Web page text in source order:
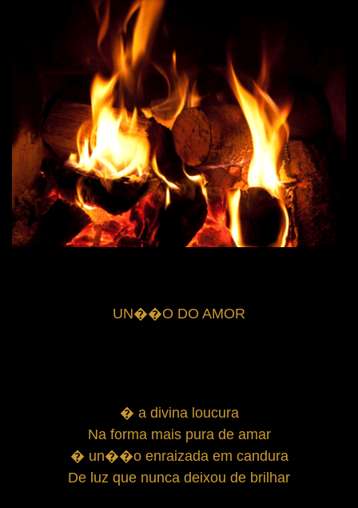
UN��O DO AMOR
� a divina loucura
Na forma mais pura de amar
� un��o enraizada em candura
De luz que nunca deixou de brilhar